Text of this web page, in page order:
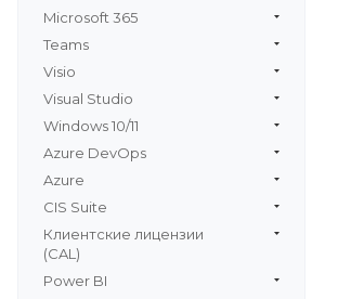
Microsoft 365
Teams
Visio
Visual Studio
Windows 10/11
Azure DevOps
Azure
CIS Suite
Клиентские лицензии
(CAL)
Power BI